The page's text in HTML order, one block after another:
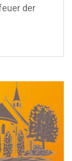
der